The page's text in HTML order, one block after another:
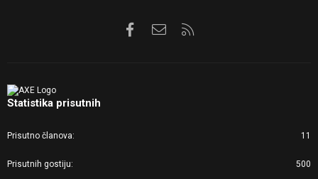
FacebookKontaktirajte nas
Statistika prisutnih
Prisutno članova 11
Prisutnih gostiju 500